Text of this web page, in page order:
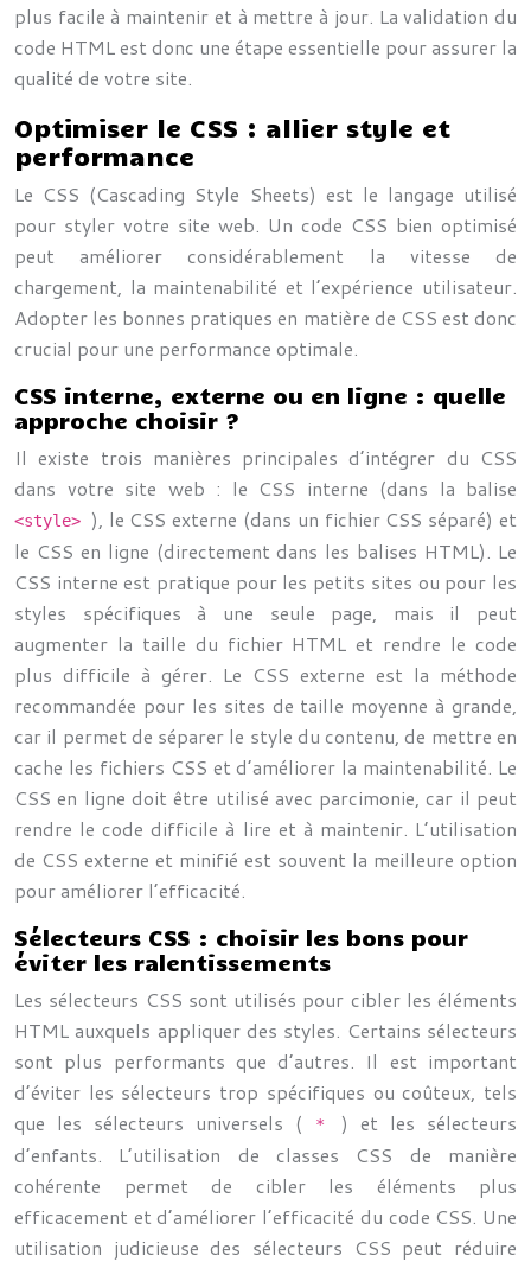
plus facile à maintenir et à mettre à jour. La validation du
code HTML est donc une étape essentielle pour assurer la
qualité de votre site.
Optimiser le CSS : allier style et
performance
Le CSS (Cascading Style Sheets) est le langage utilisé
pour styler votre site web. Un code CSS bien optimisé
peut améliorer considérablement la vitesse de
chargement, la maintenabilité et l’expérience utilisateur.
Adopter les bonnes pratiques en matière de CSS est donc
crucial pour une performance optimale.
CSS interne, externe ou en ligne : quelle
approche choisir ?
Il existe trois manières principales d’intégrer du CSS
dans votre site web : le CSS interne (dans la balise
<style> ), le CSS externe (dans un fichier CSS séparé) et
le CSS en ligne (directement dans les balises HTML). Le
CSS interne est pratique pour les petits sites ou pour les
styles spécifiques à une seule page, mais il peut
augmenter la taille du fichier HTML et rendre le code
plus difficile à gérer. Le CSS externe est la méthode
recommandée pour les sites de taille moyenne à grande,
car il permet de séparer le style du contenu, de mettre en
cache les fichiers CSS et d’améliorer la maintenabilité. Le
CSS en ligne doit être utilisé avec parcimonie, car il peut
rendre le code difficile à lire et à maintenir. L’utilisation
de CSS externe et minifié est souvent la meilleure option
pour améliorer l’efficacité.
Sélecteurs CSS : choisir les bons pour
éviter les ralentissements
Les sélecteurs CSS sont utilisés pour cibler les éléments
HTML auxquels appliquer des styles. Certains sélecteurs
sont plus performants que d’autres. Il est important
d’éviter les sélecteurs trop spécifiques ou coûteux, tels
que les sélecteurs universels (
* ) et les sélecteurs
d’enfants. L’utilisation de classes CSS de manière
cohérente permet de cibler les éléments plus
efficacement et d’améliorer l’efficacité du code CSS. Une
utilisation judicieuse des sélecteurs CSS peut réduire